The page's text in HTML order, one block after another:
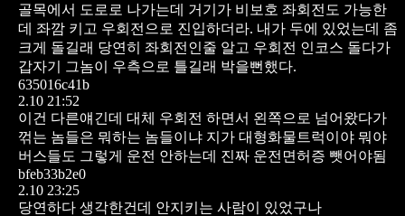
골목에서 도로로 나가는데 거기가 비보호 좌회전도 가능한
데 좌깜 키고 우회전으로 진입하더라. 내가 두에 있었는데 좀
크게 돌길래 당연히 좌회전인줄 알고 우회전 인코스 돌다가
갑자기 그놈이 우측으로 틀길래 박을뻔했다.
635016c41b
2.10 21:52
이건 다른얘긴데 대체 우회전 하면서 왼쪽으로 넘어왔다가
꺾는 놈들은 뭐하는 놈들이냐 지가 대형화물트럭이야 뭐야
버스들도 그렇게 운전 안하는데 진짜 운전면허증 뺏어야됨
bfeb33b2e0
2.10 23:25
당연하다 생각한건데 안지키는 사람이 있었구나